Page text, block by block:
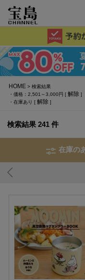
HOME > 検索結果
・価格：2,501～3,000円 [解除 ]
・在庫あり [解除 ]
検索結果 241 件
在庫の